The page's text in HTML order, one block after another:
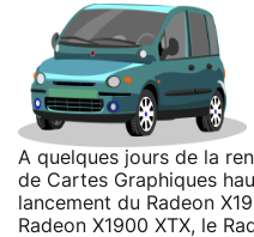
A quelques jours de la
de Cartes Graphiques
lancement du Radeon
Radeon X1900 XTX, le